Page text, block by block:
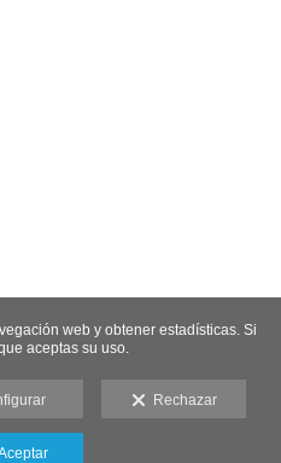
web y obtener estadísticas. Si
aceptas su uso.
Rechazar